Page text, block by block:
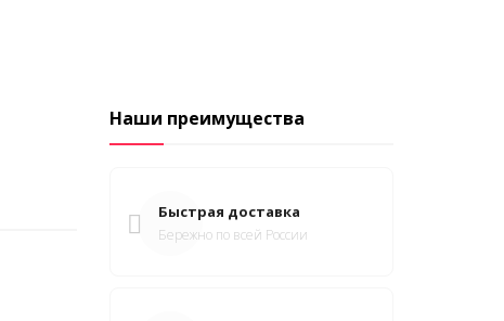
Наши преимущества
Быстрая доставка
Бережно по всей России